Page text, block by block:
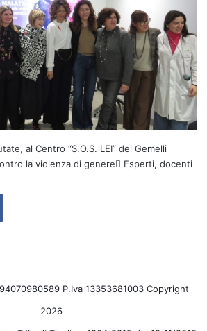
al Centro “S.O.S. LEI” del Gemelli
la violenza di genere Esperti, docenti
P.Iva 13353681003 Copyright
2026